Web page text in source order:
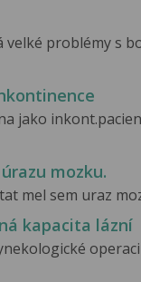
velké problémy s
jako
mozku.
mel sem uraz
kapacita lázní